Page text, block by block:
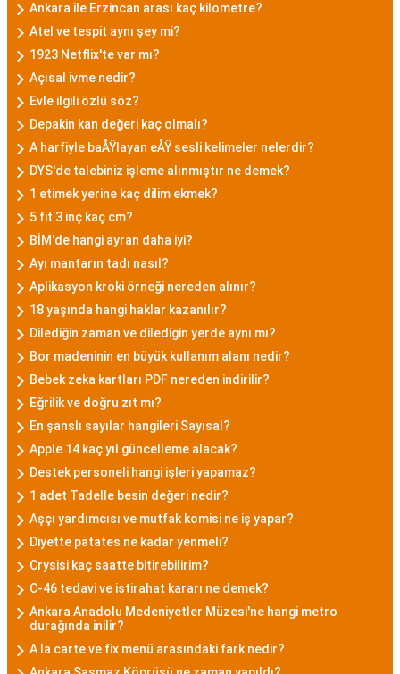
Ankara ile Erzincan arası kaç kilometre?
Atel ve tespit aynı şey mi?
1923 Netflix'te var mı?
Açısal ivme nedir?
Evle ilgili özlü söz?
Depakin kan değeri kaç olmalı?
A harfiyle baÅŸlayan eÅŸ sesli kelimeler nelerdir?
DYS'de talebiniz işleme alınmıştır ne demek?
1 etimek yerine kaç dilim ekmek?
5 fit 3 inç kaç cm?
BİM'de hangi ayran daha iyi?
Ayı mantarın tadı nasıl?
Aplikasyon kroki örneği nereden alınır?
18 yaşında hangi haklar kazanılır?
Dilediğin zaman ve diledigin yerde aynı mı?
Bor madeninin en büyük kullanım alanı nedir?
Bebek zeka kartları PDF nereden indirilir?
Eğrilik ve doğru zıt mı?
En şanslı sayılar hangileri Sayısal?
Apple 14 kaç yıl güncelleme alacak?
Destek personeli hangi işleri yapamaz?
1 adet Tadelle besin değeri nedir?
Aşçı yardımcısı ve mutfak komisi ne iş yapar?
Diyette patates ne kadar yenmeli?
Crysisi kaç saatte bitirebilirim?
C-46 tedavi ve istirahat kararı ne demek?
Ankara Anadolu Medeniyetler Müzesi'ne hangi metro
durağında inilir?
A la carte ve fix menü arasındaki fark nedir?